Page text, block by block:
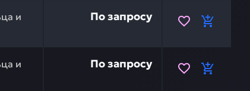
и
— это инвестиция в бесперебойную
По запросу
и
HITACHI 4449766 — это инвестиция в
По запросу